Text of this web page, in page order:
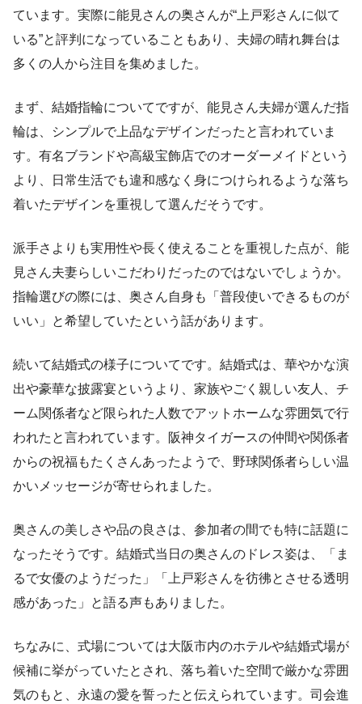
ています。実際に能見さんの奥さんが“上戸彩さんに似て
いる”と評判になっていることもあり、夫婦の晴れ舞台は
多くの人から注目を集めました。
まず、結婚指輪についてですが、能見さん夫婦が選んだ指
輪は、シンプルで上品なデザインだったと言われていま
す。有名ブランドや高級宝飾店でのオーダーメイドという
より、日常生活でも違和感なく身につけられるような落ち
着いたデザインを重視して選んだそうです。
派手さよりも実用性や長く使えることを重視した点が、能
見さん夫妻らしいこだわりだったのではないでしょうか。
指輪選びの際には、奥さん自身も「普段使いできるものが
いい」と希望していたという話があります。
続いて結婚式の様子についてです。結婚式は、華やかな演
出や豪華な披露宴というより、家族やごく親しい友人、チ
ーム関係者など限られた人数でアットホームな雰囲気で行
われたと言われています。阪神タイガースの仲間や関係者
からの祝福もたくさんあったようで、野球関係者らしい温
かいメッセージが寄せられました。
奥さんの美しさや品の良さは、参加者の間でも特に話題に
なったそうです。結婚式当日の奥さんのドレス姿は、「ま
るで女優のようだった」「上戸彩さんを彷彿とさせる透明
感があった」と語る声もありました。
ちなみに、式場については大阪市内のホテルや結婚式場が
候補に挙がっていたとされ、落ち着いた空間で厳かな雰囲
気のもと、永遠の愛を誓ったと伝えられています。司会進